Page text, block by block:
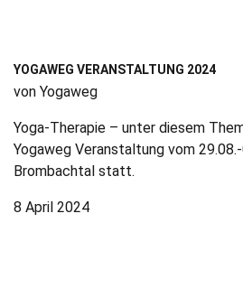
YOGAWEG VERANSTALTUNG 2024
von Yogaweg
Yoga-Therapie – unter diesem
Yogaweg Veranstaltung vom
Brombachtal statt.
8 April 2024